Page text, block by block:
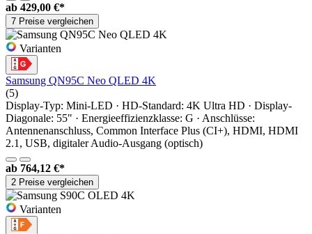
ab 429,00 €*
7 Preise vergleichen
Varianten
Samsung QN95C Neo QLED 4K
(5)
Display-Typ: Mini-LED · HD-Standard: 4K Ultra HD · Display-
Diagonale: 55" · Energieeffizienzklasse: G · Anschlüsse:
Antennenanschluss, Common Interface Plus (CI+), HDMI, HDMI
2.1, USB, digitaler Audio-Ausgang (optisch)
ab 764,12 €*
2 Preise vergleichen
Varianten